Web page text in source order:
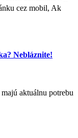
cez mobil, Ak
Nebláznite!
aktuálnu potrebu